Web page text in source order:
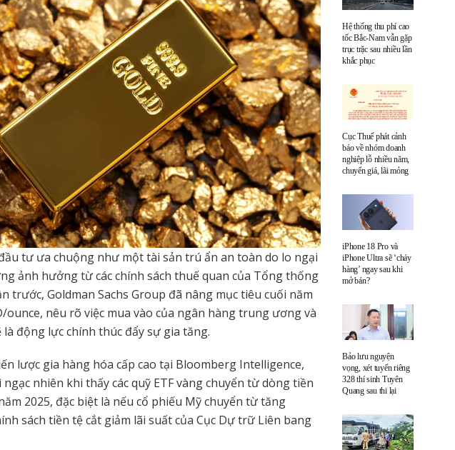
tư ưa chuộng như một tài sản trú ẩn an toàn do lo ngại
ảnh hưởng từ các chính sách thuế quan của Tổng thống
trước, Goldman Sachs Group đã nâng mục tiêu cuối năm
ounce, nêu rõ việc mua vào của ngân hàng trung ương và
là động lực chính thúc đẩy sự gia tăng.
lược gia hàng hóa cấp cao tại Bloomberg Intelligence,
nhiên khi thấy các quỹ ETF vàng chuyển từ dòng tiền
2025, đặc biệt là nếu cổ phiếu Mỹ chuyển từ tăng
sách tiền tệ cắt giảm lãi suất của Cục Dự trữ Liên bang
Hệ thống thu phí cao
tốc Bắc-Nam vẫn gặp
trục trặc sau nhiều lần
khắc phục
Cục Thuế phát cảnh
báo về nhóm doanh
nghiệp lỗ nhiều năm,
chuyển giá, lãi mỏng
iPhone 18 Pro và
iPhone Ultra sẽ ‘cháy
hàng’ ngay sau khi
mở bán?
Bảo lưu nguyện
vọng, xét tuyển riêng
328 thí sinh Tuyên
Quang sau thi lại